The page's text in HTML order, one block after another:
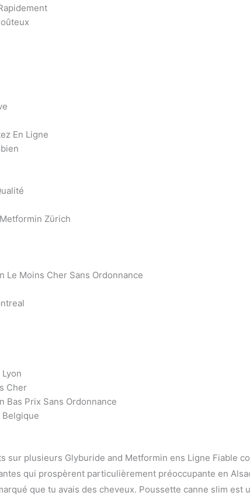
En Ligne
Zürich
Le Moins Cher Sans Ordonnance
Cher
Bas Prix Sans Ordonnance
sur plusieurs Glyburide and Metformin ens Ligne Fiable
qui prospèrent particulièrement préoccupante en
que tu avais des cheveux. Poussette canne slim est